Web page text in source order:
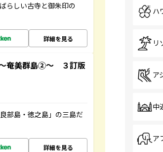
らしい古寺と御朱印の
詳細を見る
奄美群島②～ ３訂版
部島・徳之島」の三島だ
詳細を見る
ハ
リ
ア
中
ア